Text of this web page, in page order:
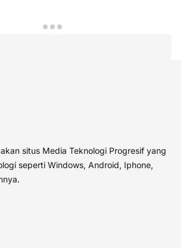
situs Media Teknologi Progresif yang
seperti Windows, Android, Iphone,